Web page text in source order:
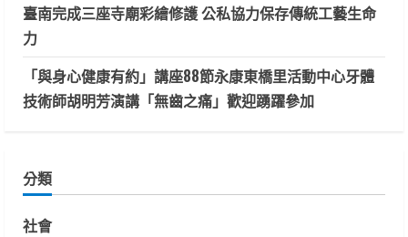
臺南完成三座寺廟彩繪修護 公私協力保存傳統工藝生命
力
「與身心健康有約」講座88節永康東橋里活動中心牙體
技術師胡明芳演講「無齒之痛」歡迎踴躍參加
分類
社會